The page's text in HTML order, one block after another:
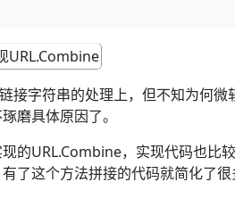
接字符串的处理上，但不知为何微
磨具体原因了。
的URL.Combine，实现代码也比
了这个方法拼接的代码就简化了